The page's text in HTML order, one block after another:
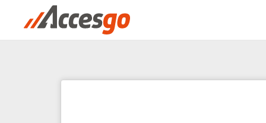
Rechercher à proximité - Entreprise /